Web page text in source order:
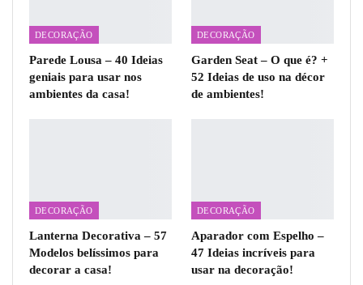
DECORAÇÃO
Parede Lousa – 40 Ideias
geniais para usar nos
ambientes da casa!
DECORAÇÃO
Garden Seat – O que é? +
52 Ideias de uso na décor
de ambientes!
DECORAÇÃO
Lanterna Decorativa – 57
Modelos belíssimos para
decorar a casa!
DECORAÇÃO
Aparador com Espelho –
47 Ideias incríveis para
usar na decoração!